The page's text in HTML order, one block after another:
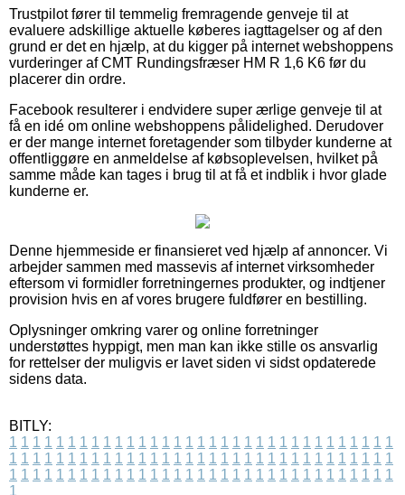
Trustpilot fører til temmelig fremragende genveje til at
evaluere adskillige aktuelle køberes iagttagelser og af den
grund er det en hjælp, at du kigger på internet webshoppens
vurderinger af CMT Rundingsfræser HM R 1,6 K6 før du
placerer din ordre.
Facebook resulterer i endvidere super ærlige genveje til at
få en idé om online webshoppens pålidelighed. Derudover
er der mange internet foretagender som tilbyder kunderne at
offentliggøre en anmeldelse af købsoplevelsen, hvilket på
samme måde kan tages i brug til at få et indblik i hvor glade
kunderne er.
Denne hjemmeside er finansieret ved hjælp af annoncer. Vi
arbejder sammen med massevis af internet virksomheder
eftersom vi formidler forretningernes produkter, og indtjener
provision hvis en af vores brugere fuldfører en bestilling.
Oplysninger omkring varer og online forretninger
understøttes hyppigt, men man kan ikke stille os ansvarlig
for rettelser der muligvis er lavet siden vi sidst opdaterede
sidens data.
BITLY:
1 1 1 1 1 1 1 1 1 1 1 1 1 1 1 1 1 1 1 1 1 1 1 1 1 1 1 1 1 1 1 1 1
1 1 1 1 1 1 1 1 1 1 1 1 1 1 1 1 1 1 1 1 1 1 1 1 1 1 1 1 1 1 1 1 1
1 1 1 1 1 1 1 1 1 1 1 1 1 1 1 1 1 1 1 1 1 1 1 1 1 1 1 1 1 1 1 1 1
1